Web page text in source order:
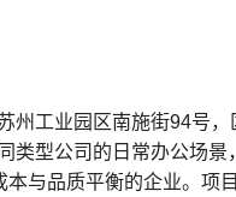
工业园区南施街94号
型公司的日常办公场
与品质平衡的企业。